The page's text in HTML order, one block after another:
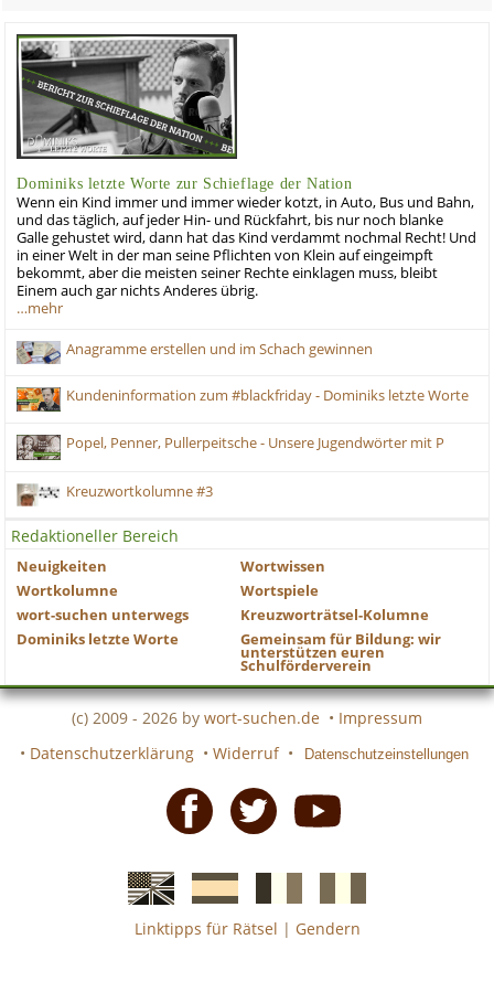
Dominiks letzte Worte zur Schieflage der Nation
Wenn ein Kind immer und immer wieder kotzt, in Auto, Bus und Bahn,
und das täglich, auf jeder Hin- und Rückfahrt, bis nur noch blanke
Galle gehustet wird, dann hat das Kind verdammt nochmal Recht! Und
in einer Welt in der man seine Pflichten von Klein auf eingeimpft
bekommt, aber die meisten seiner Rechte einklagen muss, bleibt
Einem auch gar nichts Anderes übrig.
…mehr
Anagramme erstellen und im Schach gewinnen
Kundeninformation zum #blackfriday - Dominiks letzte Worte
Popel, Penner, Pullerpeitsche - Unsere Jugendwörter mit P
Kreuzwortkolumne #3
Redaktioneller Bereich
Neuigkeiten
Wortwissen
Wortkolumne
Wortspiele
wort-suchen unterwegs
Kreuzworträtsel-Kolumne
Dominiks letzte Worte
Gemeinsam für Bildung: wir
unterstützen euren
Schulförderverein
(c) 2009 - 2026 by wort-suchen.de • Impressum
• Datenschutzerklärung • Widerruf • Datenschutzeinstellungen
EnglischeSpanischefranzösicheitalienische
Linktipps für Rätsel | Gendern